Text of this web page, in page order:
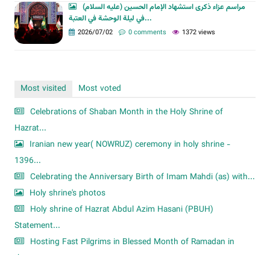
مراسم عزاء ذكرى استشهاد الإمام الحسين (عليه السلام)
في ليلة الوحشة في العتبة...
2026/07/02 0 comments 1372 views
Most visited
Most voted
Celebrations of Shaban Month in the Holy Shrine of
Hazrat...
Iranian new year( NOWRUZ) ceremony in holy shrine -
1396...
Celebrating the Anniversary Birth of Imam Mahdi (as) with...
Holy shrine's photos
Holy shrine of Hazrat Abdul Azim Hasani (PBUH)
Statement...
Hosting Fast Pilgrims in Blessed Month of Ramadan in